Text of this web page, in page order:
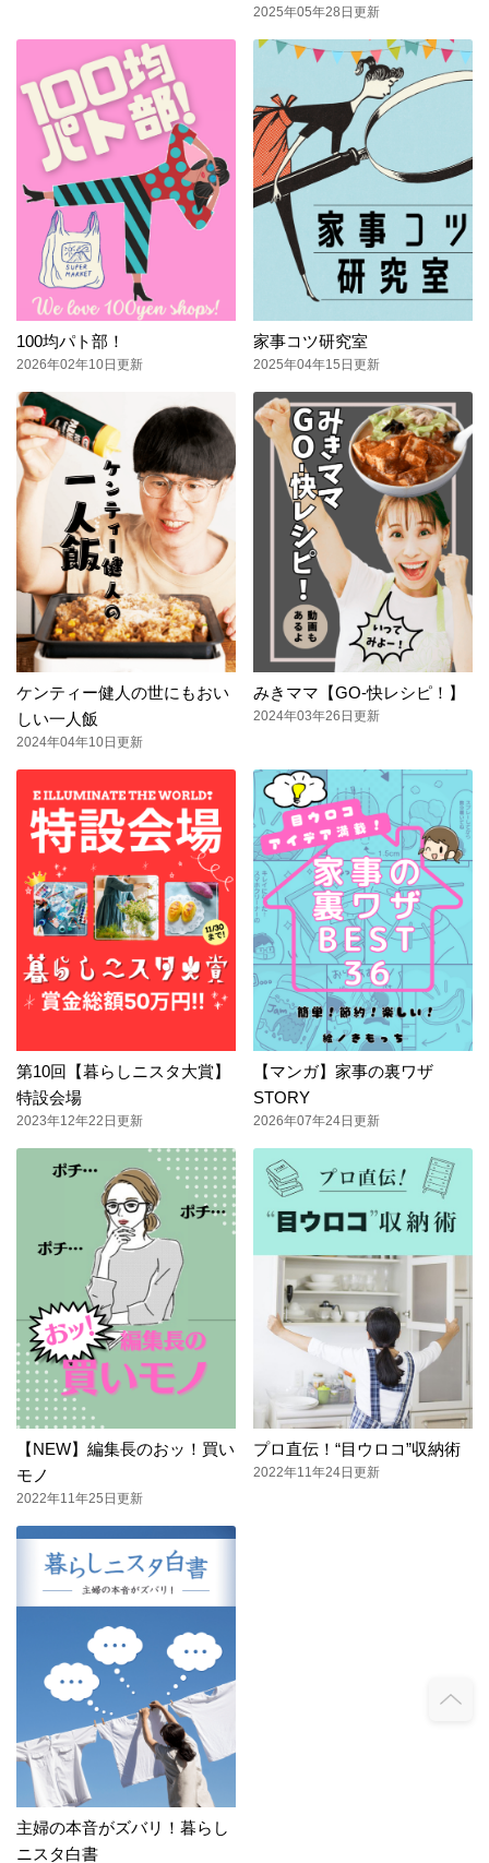
2025年05年28日更新
100均パト部！
2026年02年10日更新
家事コツ研究室
2025年04年15日更新
ケンティー健人の世にもおい
しい一人飯
2024年04年10日更新
みきママ【GO-快レシピ！】
2024年03年26日更新
第10回【暮らしニスタ大賞】
特設会場
2023年12年22日更新
【マンガ】家事の裏ワザ
STORY
2026年07年24日更新
【NEW】編集長のおッ！買い
モノ
2022年11年25日更新
プロ直伝！“目ウロコ”収納術
2022年11年24日更新
主婦の本音がズバリ！暮らし
ニスタ白書